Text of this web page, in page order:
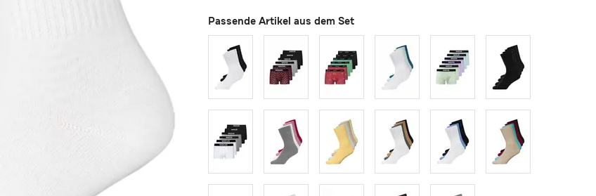
Passende Artikel aus dem Set